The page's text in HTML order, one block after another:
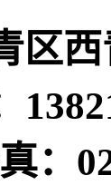
区西
：